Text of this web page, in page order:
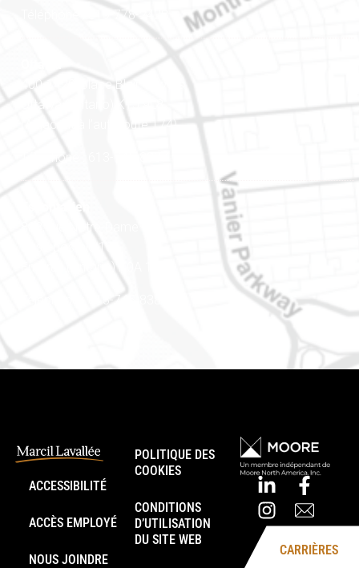
Téléphone : 819-778-2428
400-1420, place Blair Towers
Ottawa (Ontario) K1J 9L8
(Adjacent à l’autoroute 174)
Téléphone : 613-745-8387
Est ontarien
888, rue Notre-Dame
Case postale 101
Embrun (Ontario) K0A 1W1
Téléphone : 613-745-8387
ACCESSIBILITÉ
ACCÈS EMPLOYÉ
NOUS JOINDRE
POLITIQUE DES
COOKIES
CONDITIONS
D’UTILISATION
DU SITE WEB
CARRIÈRES